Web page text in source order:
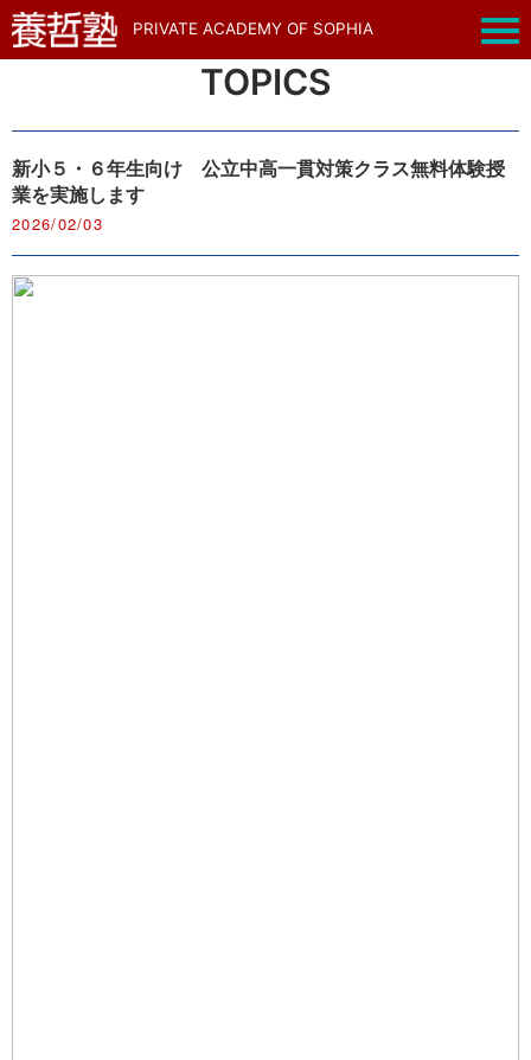
PRIVATE ACADEMY OF SOPHIA
TOPICS
新小５・６年生向け 公立中高一貫対策クラス無料体験授
業を実施します
2026/02/03